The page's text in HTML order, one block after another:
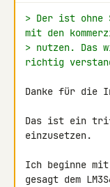
> Der ist ohne
mit den
> nutzen. Das
richtig
Danke für die
Das ist ein
einzusetzen.
Ich beginne mit
gesagt dem